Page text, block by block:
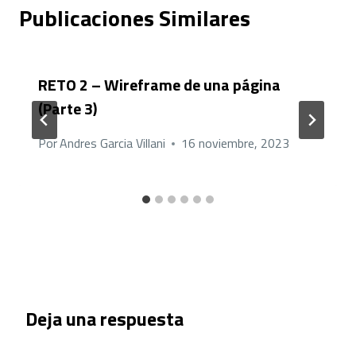
Publicaciones Similares
RETO 2 – Wireframe de una página
(Parte 3)
PorAndres Garcia Villani 16 noviembre, 2023
Deja una respuesta